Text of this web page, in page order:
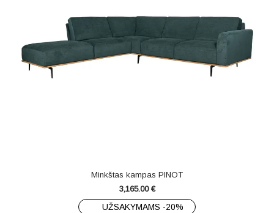
Minkštas kampas PINOT
3,165.00 €
UŽSAKYMAMS -20%